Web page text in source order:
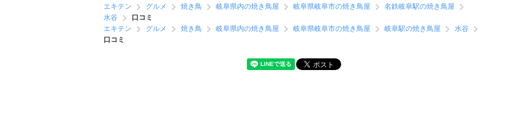
エキテン
グルメ 焼き鳥 岐阜県内の焼き鳥屋 岐阜県岐阜市の焼き鳥屋
名鉄岐阜駅の焼き鳥屋
水谷
口コミ
エキテン
グルメ 焼き鳥 岐阜県内の焼き鳥屋 岐阜県岐阜市の焼き鳥屋 岐阜駅の焼き鳥屋
水谷
口コミ